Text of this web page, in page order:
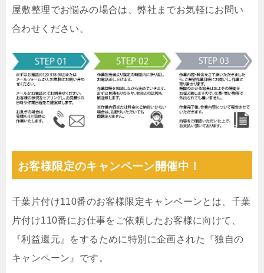
屋敷整理でお悩みの場合は、弊社までお気軽にお問い
合わせください。
お客様限定のキャンペーン開催中！
千葉片付け110番のお客様限定キャンペーンとは、千葉
片付け110番にお仕事をご依頼したお客様に向けて、
『利益還元』をするために特別に企画された『独自の
キャンペーン』です。